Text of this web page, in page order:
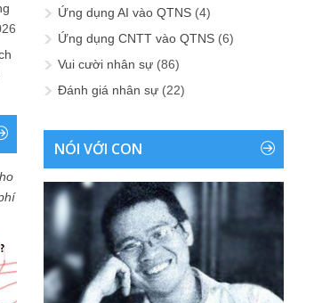
Ứng dụng AI vào QTNS (4)
Ứng dụng CNTT vào QTNS (6)
Vui cười nhân sự (86)
Đánh giá nhân sự (22)
NÓI VỚI CON